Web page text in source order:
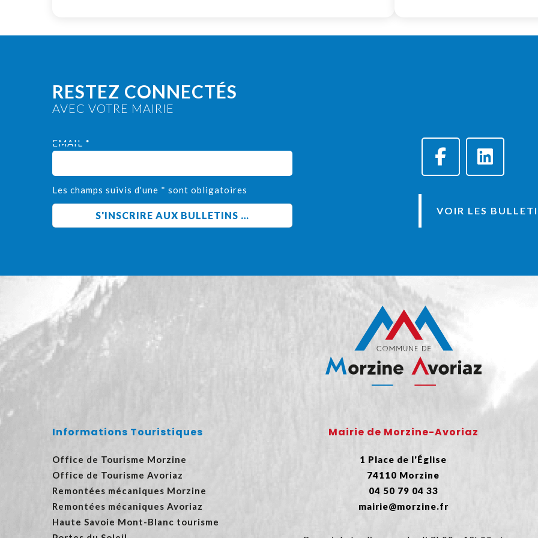
RESTEZ CONNECTÉS
AVEC VOTRE MAIRIE
EMAIL *
Les champs suivis d'une * sont obligatoires
VOIR LES
Informations Touristiques
Office de Tourisme Morzine
Office de Tourisme Avoriaz
Remontées mécaniques Morzine
Remontées mécaniques Avoriaz
Haute Savoie Mont-Blanc tourisme
Mairie de Morzine-Avoriaz
1 Place de l'Église
74110 Morzine
04 50 79 04 33
mairie@morzine.fr